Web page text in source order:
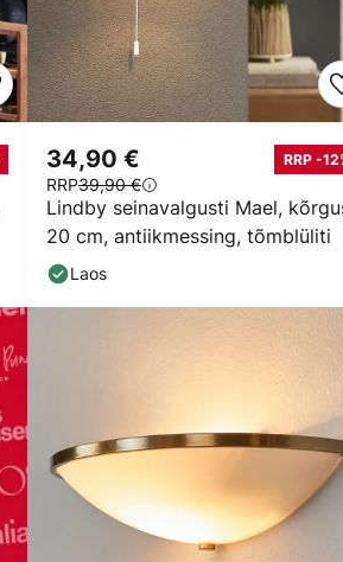
Lindby seinavalgusti Mael,
20 cm, antiikmessing, tõmblüliti
34,90 € RRP -
RRP39,90 €
Laos